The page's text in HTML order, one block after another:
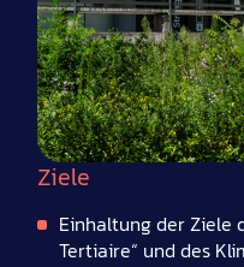
Ziele
Einhaltung der Ziele
Tertiaire“ und des